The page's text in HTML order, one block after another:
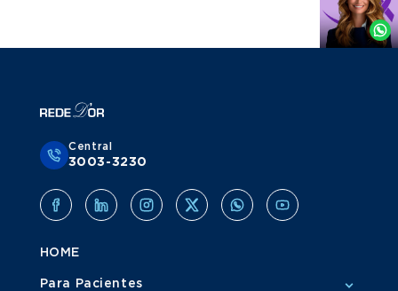
Whatsapp
Central
3003-3230
HOME
Para Pacientes